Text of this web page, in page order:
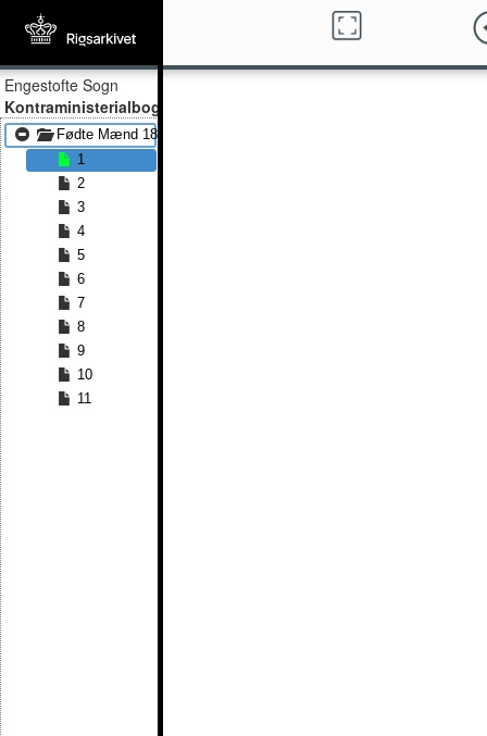
Engestofte Sogn
Kontraministerialbog
Fødte Mænd 1884 - Fødte Mænd 1891
1
2
3
4
5
6
7
8
9
10
11